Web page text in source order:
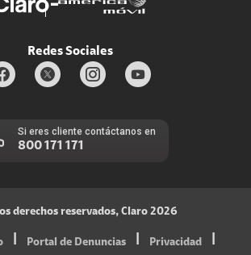
Redes Sociales
Si eres cliente contáctanos en
800 171 171
derechos reservados, Claro 2026
Portal de Denuncias Privacidad